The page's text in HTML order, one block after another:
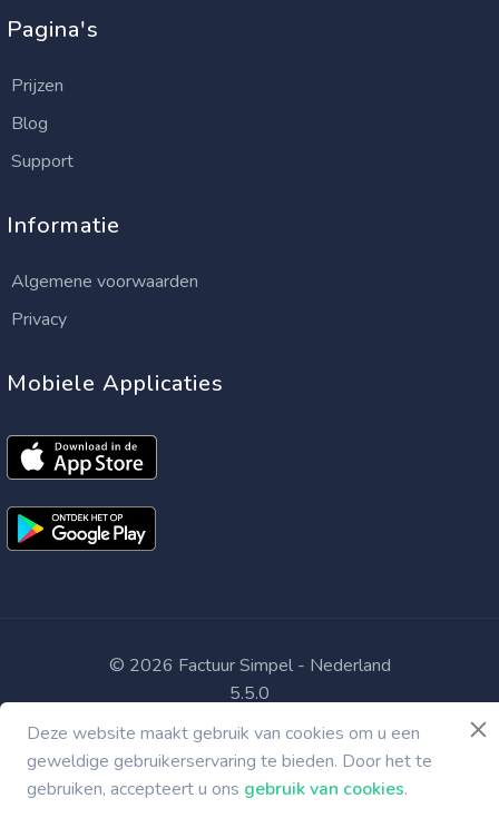
Deze website maakt gebruik van cookies om u een
geweldige gebruikerservaring te bieden. Door het te
gebruiken, accepteert u ons gebruik van cookies.
Pagina's
Prijzen
Blog
Support
Informatie
Algemene voorwaarden
Privacy
Mobiele Applicaties
© 2026 Factuur Simpel - Nederland
5.5.0